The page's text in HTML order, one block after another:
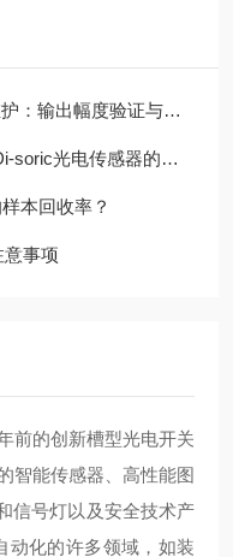
度验证与电极接口检查
光电传感器的指南
本回收率？
事项
前的创新槽型光电开关
智能传感器、高性能图
信号灯以及安全技术产
动化的许多领域，如装